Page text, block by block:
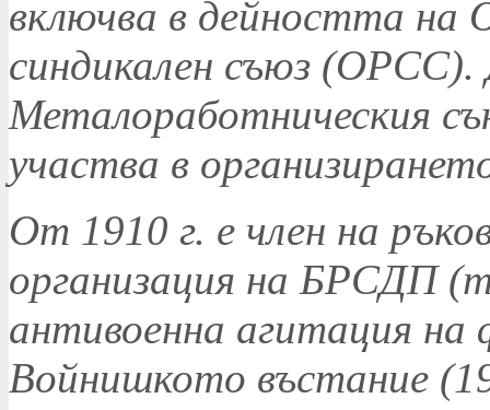
включва в дейността на
синдикален съюз (ОРСС).
Металоработническия
участва в
От 1910 г. е член на
организация на БРСДП
антивоенна агитация на
Войнишкото въстание